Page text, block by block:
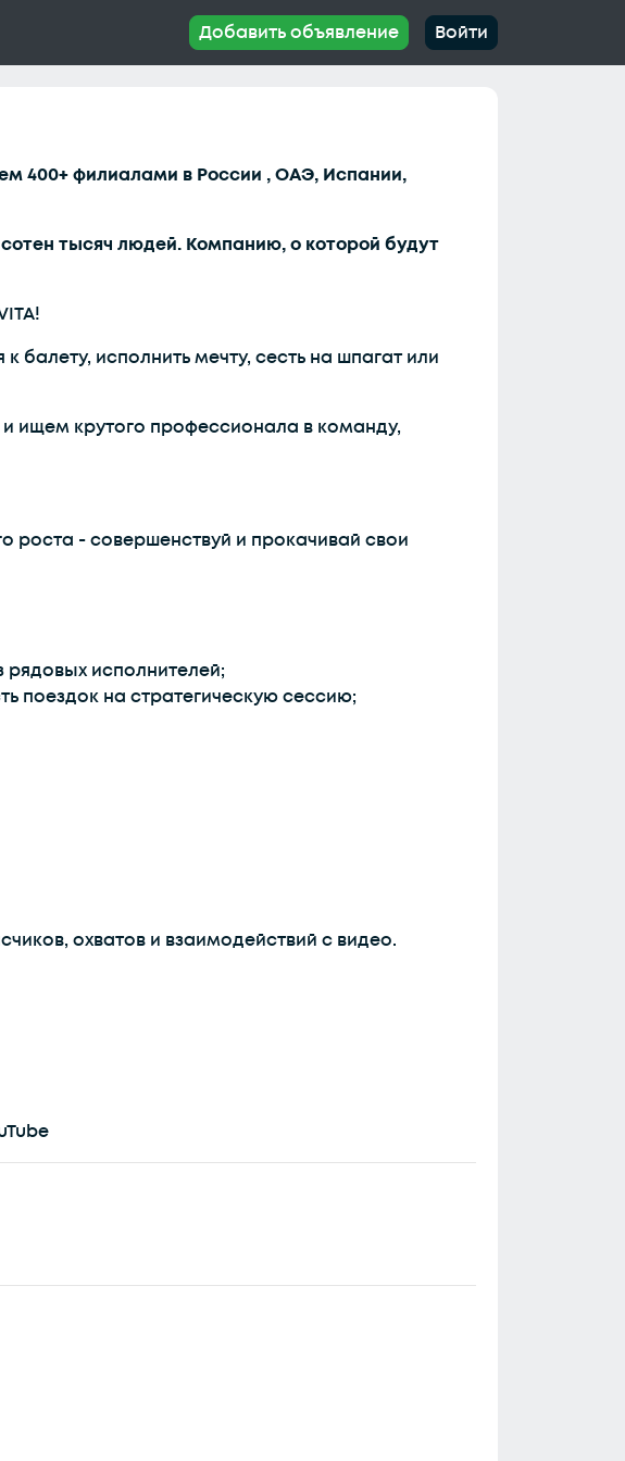
Добавить объявление Войти
400+ филиалами в России , ОАЭ, Испании,
тысяч людей. Компанию, о которой будут
исполнить мечту, сесть на шпагат или
и ищем крутого профессионала в команду,
роста - совершенствуй и прокачивай свои
исполнителей;
поездок на стратегическую сессию;
охватов и взаимодействий с видео.